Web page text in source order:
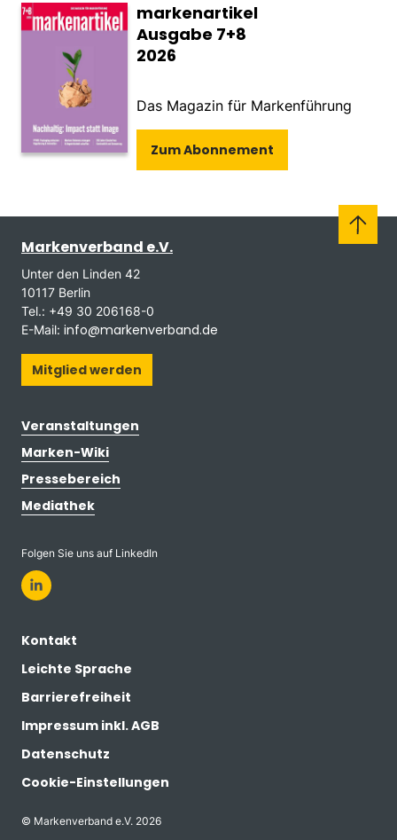
markenartikel
Ausgabe 7+8
2026
Das Magazin für Markenführung
Zum Abonnement
Markenverband e.V.
Unter den Linden 42
10117 Berlin
Tel.: +49 30 206168-0
E-Mail: info@markenverband.de
Mitglied werden
Veranstaltungen
Marken-Wiki
Pressebereich
Mediathek
Folgen Sie uns auf LinkedIn
Kontakt
Leichte Sprache
Barrierefreiheit
Impressum inkl. AGB
Datenschutz
Cookie-Einstellungen
© Markenverband e.V. 2026